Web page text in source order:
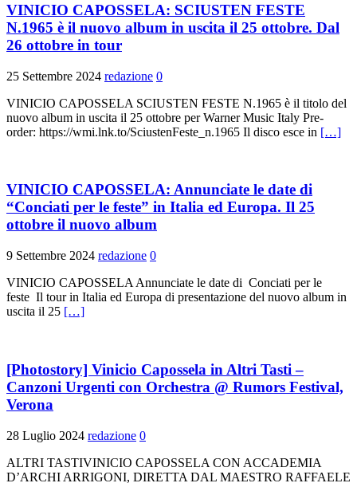
VINICIO CAPOSSELA: SCIUSTEN FESTE
N.1965 è il nuovo album in uscita il 25 ottobre. Dal
26 ottobre in tour
25 Settembre 2024 redazione 0
VINICIO CAPOSSELA SCIUSTEN FESTE N.1965 è il titolo del
nuovo album in uscita il 25 ottobre per Warner Music Italy Pre-
order: https://wmi.lnk.to/SciustenFeste_n.1965 Il disco esce in […]
VINICIO CAPOSSELA: Annunciate le date di
“Conciati per le feste” in Italia ed Europa. Il 25
ottobre il nuovo album
9 Settembre 2024 redazione 0
VINICIO CAPOSSELA Annunciate le date di Conciati per le
feste Il tour in Italia ed Europa di presentazione del nuovo album in
uscita il 25 […]
[Photostory] Vinicio Capossela in Altri Tasti –
Canzoni Urgenti con Orchestra @ Rumors Festival,
Verona
28 Luglio 2024 redazione 0
ALTRI TASTIVINICIO CAPOSSELA CON ACCADEMIA
D’ARCHI ARRIGONI, DIRETTA DAL MAESTRO RAFFAELE